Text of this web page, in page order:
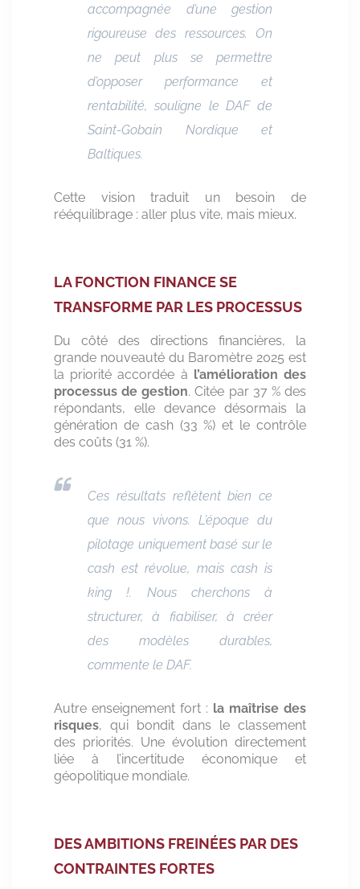
accompagnée d’une gestion
rigoureuse des ressources. On
ne peut plus se permettre
d’opposer performance et
rentabilité, souligne le DAF de
Saint-Gobain Nordique et
Baltiques.
Cette vision traduit un besoin de
rééquilibrage : aller plus vite, mais mieux.
LA FONCTION FINANCE SE
TRANSFORME PAR LES PROCESSUS
Du côté des directions financières, la
grande nouveauté du Baromètre 2025 est
la priorité accordée à l’amélioration des
processus de gestion. Citée par 37 % des
répondants, elle devance désormais la
génération de cash (33 %) et le contrôle
des coûts (31 %).
Ces résultats reflètent bien ce
que nous vivons. L’époque du
pilotage uniquement basé sur le
cash est révolue, mais cash is
king !. Nous cherchons à
structurer, à fiabiliser, à créer
des modèles durables,
commente le DAF.
Autre enseignement fort : la maîtrise des
risques, qui bondit dans le classement
des priorités. Une évolution directement
liée à l’incertitude économique et
géopolitique mondiale.
DES AMBITIONS FREINÉES PAR DES
CONTRAINTES FORTES